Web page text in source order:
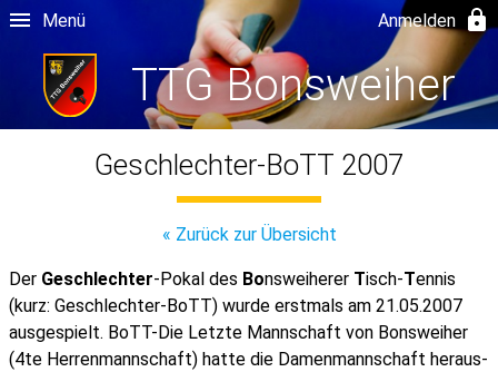
Menü Anmelden
TTG Bonsweiher
Geschlechter-BoTT 2007
« Zurück zur Übersicht
Der Geschlechter-Pokal des Bonsweiherer Tisch-Tennis
(kurz: Geschlechter-BoTT) wurde erstmals am 21.05.2007
ausgespielt. BoTT-Die Letzte Mannschaft von Bonsweiher
(4te Herren­mann­schaft) hatte die Damen­mann­schaft heraus­